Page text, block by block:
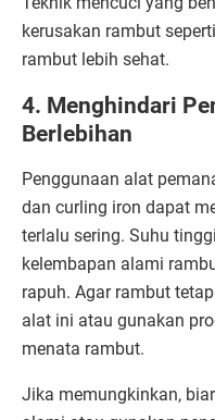
kerusakan rambut
rambut lebih sehat.
4. Menghindari
Berlebihan
Penggunaan alat
dan curling iron dapat
terlalu sering. Suhu
kelembapan alami
rapuh. Agar rambut
alat ini atau gunakan
menata rambut.
Jika memungkinkan,